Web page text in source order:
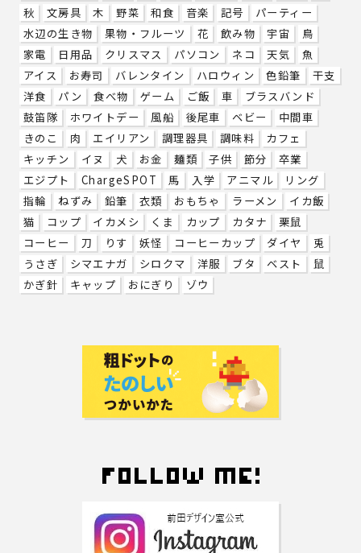
秋
文房具 木 野菜 和食 音楽 記号
パーティー
水辺の生き物
果物・フルーツ 花 飲み物 宇宙
鳥
家電
日用品 クリスマス パソコン ネコ 天気
魚
アイス
お寿司 バレンタイン ハロウィン 色鉛筆
干支
洋食
パン 食べ物 ゲーム ご飯 車
ブラスバンド
鼓笛隊
ホワイトデー 風船 後尾車 ベビー
中間車
きのこ
肉 エイリアン 調理器具 調味料
カフェ
キッチン
イヌ 犬 お金 麺類 子供 節分
卒業
エジプト
ChargeSPOT 馬 入学 アニマル
リング
指輪
ねずみ 鉛筆 衣類 おもちゃ ラーメン
イカ飯
猫
コップ イカメシ くま カップ カタナ
栗鼠
コーヒー
刀 りす 妖怪 コーヒーカップ ダイヤ
兎
うさぎ
シマエナガ シロクマ 洋服 ブタ ベスト
鼠
かぎ針
キャップ おにぎり ゾウ